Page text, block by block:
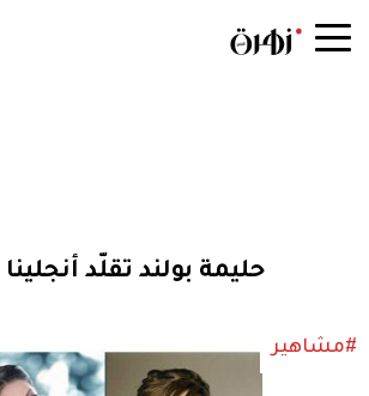
حليمة بولند تقلّد
#مشاهير